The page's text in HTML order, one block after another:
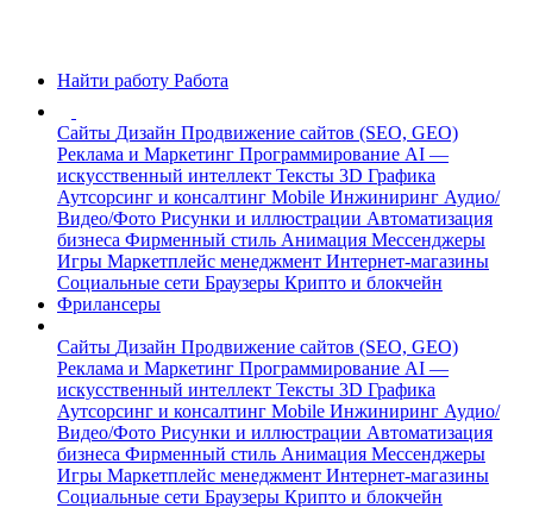
Найти работу Работа
Сайты Дизайн Продвижение сайтов (SEO, GEO)
Реклама и Маркетинг Программирование AI —
искусственный интеллект Тексты 3D Графика
Аутсорсинг и консалтинг Mobile Инжиниринг Аудио/
Видео/Фото Рисунки и иллюстрации Автоматизация
бизнеса Фирменный стиль Анимация Мессенджеры
Игры Маркетплейс менеджмент Интернет-магазины
Социальные сети Браузеры Крипто и блокчейн
Фрилансеры
Сайты Дизайн Продвижение сайтов (SEO, GEO)
Реклама и Маркетинг Программирование AI —
искусственный интеллект Тексты 3D Графика
Аутсорсинг и консалтинг Mobile Инжиниринг Аудио/
Видео/Фото Рисунки и иллюстрации Автоматизация
бизнеса Фирменный стиль Анимация Мессенджеры
Игры Маркетплейс менеджмент Интернет-магазины
Социальные сети Браузеры Крипто и блокчейн